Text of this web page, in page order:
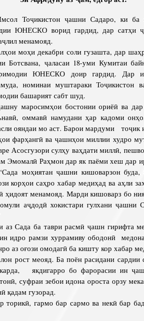
Роҳбарон ва кормандон
Тоҷикистон ҷашни Садаро, ки ба
ЮНЕСКО ворид гардид, дар сатҳи
менамояд.
моҳи декабри соли гузашта, дар
Ботсвана, ҷаласаи 18-уми Кумитаи
ЮНЕСКО доир гардид. Дар
номинаи муштараки Тоҷикистон
башарият сабт шуд.
маросимҳои бостонии ориёӣ ва
оммавӣ намудани ҳар кадоми
ояндаи мо аст. Барои мардуми тоҷик
фарҳангӣ ва ҷашнҳои миллии худро
Асосгузори сулҳу ваҳдати миллӣ,
Эмомалӣ Раҳмон дар як паёми хеш дар
моҳиятан ҷашни кишоварзон
корҳои саҳро хабар медиҳад ва аҳли
ҳидоят менамояд. Марди кишоварз бо
аҷдодӣ хокистари гулхани ҷашни
Сада ба таври расмӣ ҷашн гирифта
идро рамзи хуррамиву ободонӣ
аз оғози омодагӣ ба кишту кор хабар
рост меояд. Ба поён расидани сардии
якдигарро бо фарорасии ин
суфраи зебои идона ороста орзу
қадам гузорад.
гармо бар сармо ва некӣ бар